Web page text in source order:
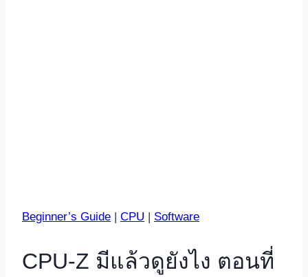
Beginner’s Guide | CPU | Software
CPU-Z มีแล้วดูยังไง ตอนที่